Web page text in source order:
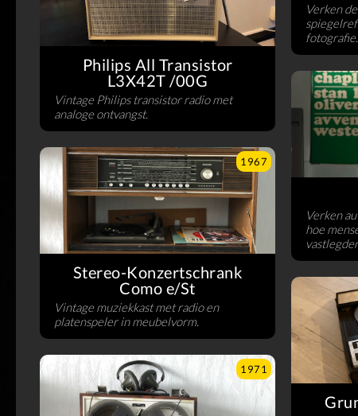
Verken
fotografie.
Philips All Transistor
L3X42T /00G
Vintage Philips transistor radio met
analoge ontvangst.
Verken
hoe
1967
Stereo-Konzertschrank
Como e/St
Vintage muziekkast met radio en
platenspeler in meubelvorm.
1971